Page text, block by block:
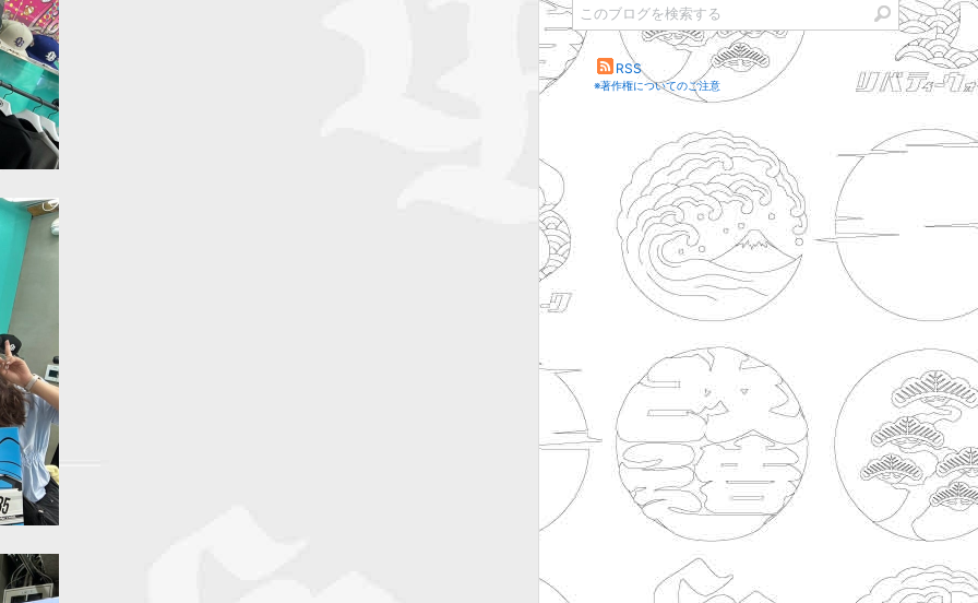
RSS
※著作権についてのご注意